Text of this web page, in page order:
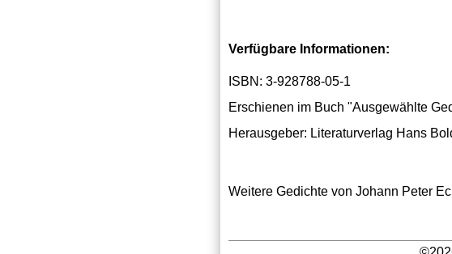
Verfügbare Informationen:
ISBN: 3-928788-05-1
Erschienen im Buch "Ausgewählte
Herausgeber: Literaturverlag Hans
Weitere Gedichte von Johann Peter